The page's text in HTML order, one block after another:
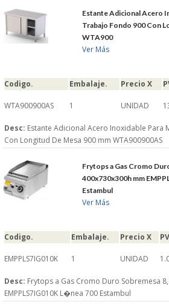
Estante Adicional Acero
Trabajo Fondo 900 Con
WTA900
Ver Más
Codigo. Embalaje. Precio X
WTA900900AS 1 UNIDAD
Desc: Estante Adicional Acero Inoxidable Para
Con Longitud De Mesa 900 mm WTA900900AS
Frytops a Gas Cromo
400x730x300h mm
Estambul
Ver Más
Codigo. Embalaje. Precio X
EMPPLS7IG010K 1 UNIDAD
Desc: Frytops a Gas Cromo Duro Sobremesa
EMPPLS7IG010K L�nea 700 Estambul